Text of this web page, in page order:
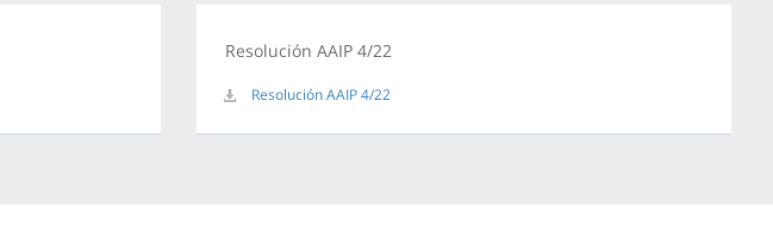
Resolución AAIP 4/22
Resolución AAIP 4/22